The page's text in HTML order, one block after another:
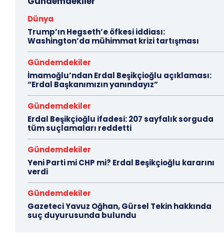
Dünya
Trump’ın Hegseth’e öfkesi iddiası:
Washington’da mühimmat krizi tartışması
Gündemdekiler
İmamoğlu’ndan Erdal Beşikçioğlu açıklaması:
“Erdal Başkanımızın yanındayız”
Gündemdekiler
Erdal Beşikçioğlu ifadesi: 207 sayfalık sorguda
tüm suçlamaları reddetti
Gündemdekiler
Yeni Parti mi CHP mi? Erdal Beşikçioğlu kararını
verdi
Gündemdekiler
Gazeteci Yavuz Oğhan, Gürsel Tekin hakkında
suç duyurusunda bulundu